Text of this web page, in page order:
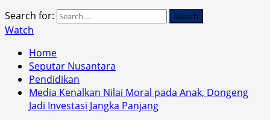
Search for:
Watch
Home
Seputar Nusantara
Pendidikan
Media Kenalkan Nilai Moral pada Anak, Dongeng
Jadi Investasi Jangka Panjang